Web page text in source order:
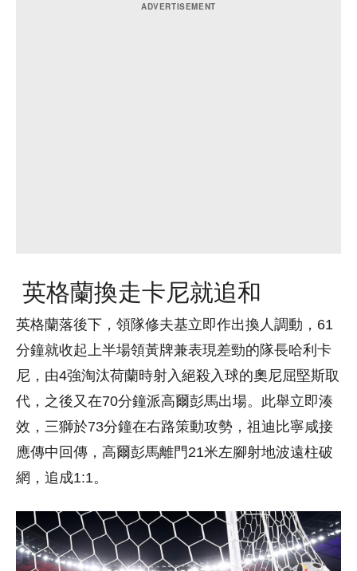
英格蘭換走卡尼就追和
英格蘭落後下，領隊修夫基立即作出換人調動，61
分鐘就收起上半場領黃牌兼表現差勁的隊長哈利卡
尼，由4強淘汰荷蘭時射入絕殺入球的奧尼屈堅斯取
代，之後又在70分鐘派高爾彭馬出場。此舉立即湊
效，三獅於73分鐘在右路策動攻勢，祖迪比寧咸接
應傳中回傳，高爾彭馬離門21米左腳射地波遠柱破
網，追成1:1。